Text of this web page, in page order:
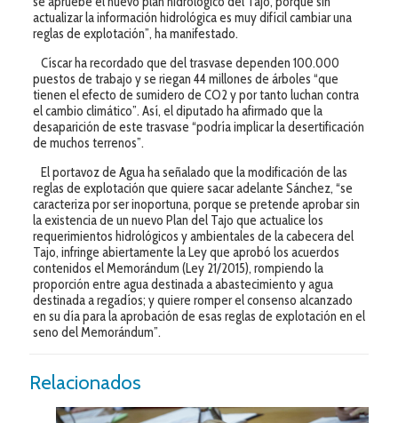
actualizar la información hidrológica es muy difícil cambiar una
reglas de explotación”, ha manifestado.
Císcar ha recordado que del trasvase dependen 100.000
puestos de trabajo y se riegan 44 millones de árboles “que
tienen el efecto de sumidero de CO2 y por tanto luchan contra
el cambio climático”. Así, el diputado ha afirmado que la
desaparición de este trasvase “podría implicar la desertificación
de muchos terrenos”.
El portavoz de Agua ha señalado que la modificación de las
reglas de explotación que quiere sacar adelante Sánchez, “se
caracteriza por ser inoportuna, porque se pretende aprobar sin
la existencia de un nuevo Plan del Tajo que actualice los
requerimientos hidrológicos y ambientales de la cabecera del
Tajo, infringe abiertamente la Ley que aprobó los acuerdos
contenidos el Memorándum (Ley 21/2015), rompiendo la
proporción entre agua destinada a abastecimiento y agua
destinada a regadíos; y quiere romper el consenso alcanzado
en su día para la aprobación de esas reglas de explotación en el
seno del Memorándum”.
Relacionados